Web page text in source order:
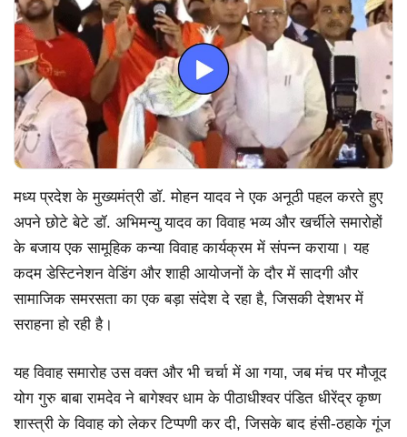
मध्य प्रदेश के मुख्यमंत्री डॉ. मोहन यादव ने एक अनूठी पहल करते हुए
अपने छोटे बेटे डॉ. अभिमन्यु यादव का विवाह भव्य और खर्चीले समारोहों
के बजाय एक सामूहिक कन्या विवाह कार्यक्रम में संपन्न कराया। यह
कदम डेस्टिनेशन वेडिंग और शाही आयोजनों के दौर में सादगी और
सामाजिक समरसता का एक बड़ा संदेश दे रहा है, जिसकी देशभर में
सराहना हो रही है।
यह विवाह समारोह उस वक्त और भी चर्चा में आ गया, जब मंच पर मौजूद
योग गुरु बाबा रामदेव ने बागेश्वर धाम के पीठाधीश्वर पंडित धीरेंद्र कृष्ण
शास्त्री के विवाह को लेकर टिप्पणी कर दी, जिसके बाद हंसी-ठहाके गूंज